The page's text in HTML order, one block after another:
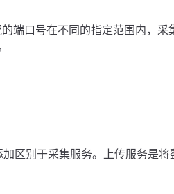
端口号在不同的指定范围内，采
区别于采集服务。上传服务是将